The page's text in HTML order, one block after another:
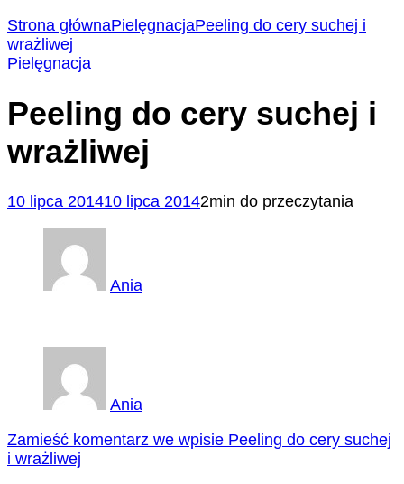
Strona głównaPielęgnacjaPeeling do cery suchej i
wrażliwej
Pielęgnacja
Peeling do cery suchej i
wrażliwej
10 lipca 201410 lipca 20142min do przeczytania
Ania
Ania
Zamieść komentarz we wpisie Peeling do cery suchej
i wrażliwej